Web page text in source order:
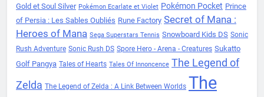
Gold et Soul Silver Pokémon Ecarlate et Violet Pokémon Pocket Prince
of Persia : Les Sables Oubliés Rune Factory Secret of Mana :
Heroes of Mana Sega Superstars Tennis Snowboard Kids DS Sonic
Rush Adventure Sonic Rush DS Spore Hero - Arena - Creatures Sukatto
Golf Pangya Tales of Hearts Tales Of Innoncence The Legend of
Zelda The Legend of Zelda : A Link Between Worlds The